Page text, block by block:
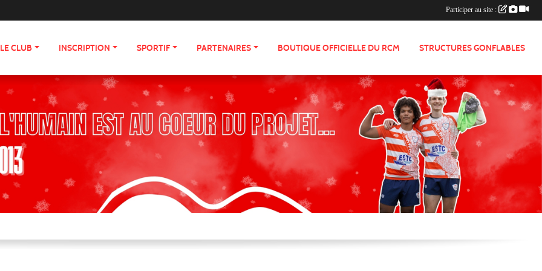
LE CLUB INSCRIPTION SPORTIF PARTENAIRES BOUTIQUE OFFICIELLE DU RCM STRUCTURES GONFLABLES
Participer au site :